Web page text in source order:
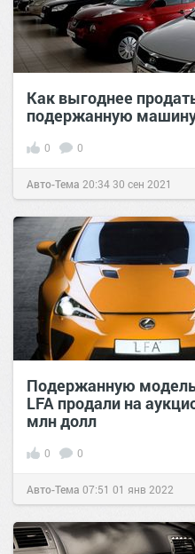
Как выгоднее
подержанную
0 0
Авто-Тема 20:34 30 сен 2021
Подержанную
LFA продали на
млн долл
0 0
Авто-Тема 07:51 01 янв 2022